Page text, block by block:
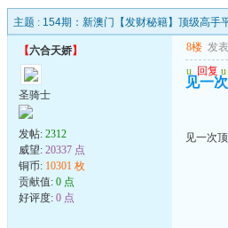
主题 : 154期：新澳门【发财秘籍】顶级高手
【六合天娇】
圣骑士
发帖: 2312
威望: 20337 点
铜币: 10301 枚
贡献值: 0 点
好评度: 0 点
8楼 发
u 回复 u
见一
见一次